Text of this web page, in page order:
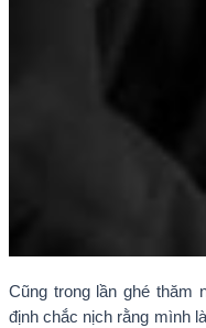
Cũng trong lần ghé thăm
định chắc nịch rằng mình